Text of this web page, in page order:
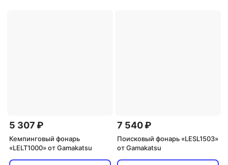
5 307 ₽
Кемпинговый фонарь
«LELT1000» от Gamakatsu
7 540 ₽
Поисковый фонарь «LESL1503»
от Gamakatsu